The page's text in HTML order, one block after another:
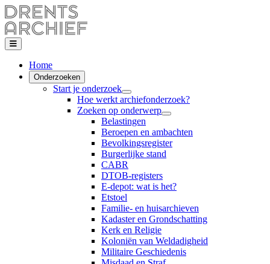
Home
Onderzoeken
Start je onderzoek
Hoe werkt archiefonderzoek?
Zoeken op onderwerp
Belastingen
Beroepen en ambachten
Bevolkingsregister
Burgerlijke stand
CABR
DTOB-registers
E-depot: wat is het?
Etstoel
Familie- en huisarchieven
Kadaster en Grondschatting
Kerk en Religie
Koloniën van Weldadigheid
Militaire Geschiedenis